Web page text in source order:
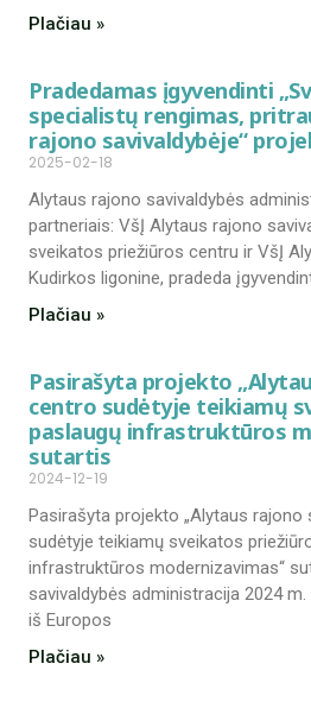
Plačiau »
Pradedamas įgyvendinti
specialistų rengimas,
rajono savivaldybėje“
2025-02-18
Alytaus rajono savivaldybės
partneriais: VšĮ Alytaus rajono
sveikatos priežiūros centru ir VšĮ
Kudirkos ligonine, pradeda
Plačiau »
Pasirašyta projekto
centro sudėtyje teikiamų
paslaugų infrastruktūros
sutartis
2024-12-19
Pasirašyta projekto „Alytaus
sudėtyje teikiamų sveikatos
infrastruktūros modernizavimas“
savivaldybės administracija 2024
iš Europos
Plačiau »